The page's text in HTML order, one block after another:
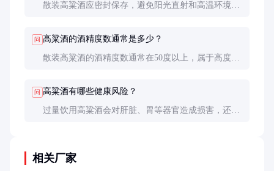
散装高粱酒应密封保存，避免阳光直射和高温环境。
问 高粱酒的酒精度数通常是多少？
散装高粱酒的酒精度数通常在50度以上，属于高度白
问 高粱酒有哪些健康风险？
过量饮用高粱酒会对肝脏、胃等器官造成损害，还可
相关厂家